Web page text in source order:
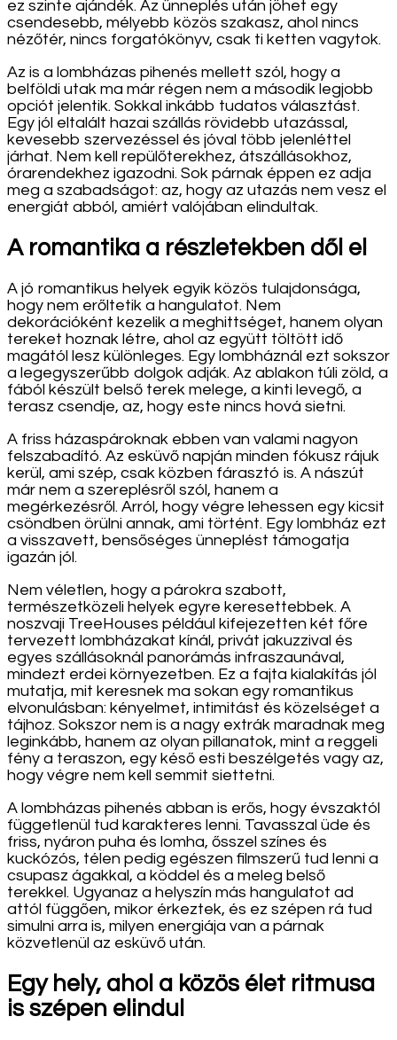
ez szinte ajándék. Az ünneplés után jöhet egy
csendesebb, mélyebb közös szakasz, ahol nincs
nézőtér, nincs forgatókönyv, csak ti ketten vagytok.
Az is a lombházas pihenés mellett szól, hogy a
belföldi utak ma már régen nem a második legjobb
opciót jelentik. Sokkal inkább tudatos választást.
Egy jól eltalált hazai szállás rövidebb utazással,
kevesebb szervezéssel és jóval több jelenléttel
járhat. Nem kell repülőterekhez, átszállásokhoz,
órarendekhez igazodni. Sok párnak éppen ez adja
meg a szabadságot: az, hogy az utazás nem vesz el
energiát abból, amiért valójában elindultak.
A romantika a részletekben dől el
A jó romantikus helyek egyik közös tulajdonsága,
hogy nem erőltetik a hangulatot. Nem
dekorációként kezelik a meghittséget, hanem olyan
tereket hoznak létre, ahol az együtt töltött idő
magától lesz különleges. Egy lombháznál ezt sokszor
a legegyszerűbb dolgok adják. Az ablakon túli zöld, a
fából készült belső terek melege, a kinti levegő, a
terasz csendje, az, hogy este nincs hová sietni.
A friss házaspároknak ebben van valami nagyon
felszabadító. Az esküvő napján minden fókusz rájuk
kerül, ami szép, csak közben fárasztó is. A nászút
már nem a szereplésről szól, hanem a
megérkezésről. Arról, hogy végre lehessen egy kicsit
csöndben örülni annak, ami történt. Egy lombház ezt
a visszavett, bensőséges ünneplést támogatja
igazán jól.
Nem véletlen, hogy a párokra szabott,
természetközeli helyek egyre keresettebbek. A
noszvaji TreeHouses például kifejezetten két főre
tervezett lombházakat kínál, privát jakuzzival és
egyes szállásoknál panorámás infraszaunával,
mindezt erdei környezetben. Ez a fajta kialakítás jól
mutatja, mit keresnek ma sokan egy romantikus
elvonulásban: kényelmet, intimitást és közelséget a
tájhoz. Sokszor nem is a nagy extrák maradnak meg
leginkább, hanem az olyan pillanatok, mint a reggeli
fény a teraszon, egy késő esti beszélgetés vagy az,
hogy végre nem kell semmit siettetni.
A lombházas pihenés abban is erős, hogy évszaktól
függetlenül tud karakteres lenni. Tavasszal üde és
friss, nyáron puha és lomha, ősszel színes és
kuckózós, télen pedig egészen filmszerű tud lenni a
csupasz ágakkal, a köddel és a meleg belső
terekkel. Ugyanaz a helyszín más hangulatot ad
attól függően, mikor érkeztek, és ez szépen rá tud
simulni arra is, milyen energiája van a párnak
közvetlenül az esküvő után.
Egy hely, ahol a közös élet ritmusa
is szépen elindul